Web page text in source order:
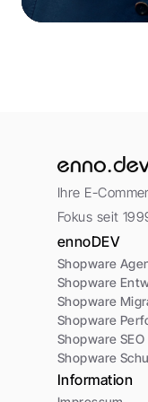
Ihre E-
Fokus seit
ennoDEV
Shopware
Shopware
Shopware
Shopware
Shopware SEO
Shopware
Information